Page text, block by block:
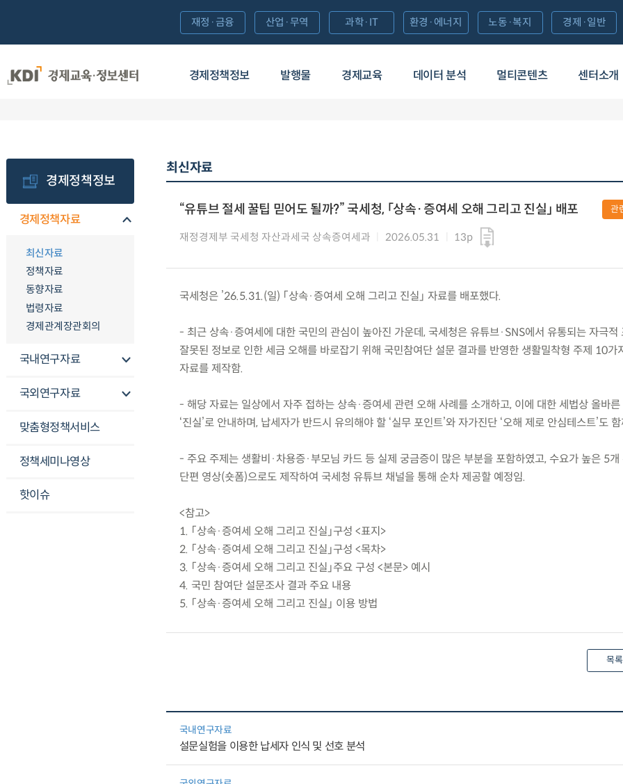
경제정책정보 발행물 경제교육 데이터 분석 멀티콘텐츠 센터소개
재정·금융 산업·무역 과학·IT 환경·에너지 노동·복지 경제·일반
경제정책정보
경제정책자료
최신자료
정책자료
동향자료
법령자료
경제관계장관회의
국내연구자료
국외연구자료
맞춤형정책서비스
정책세미나영상
핫이슈
최신자료
“유튜브 절세 꿀팁 믿어도 될까?” 국세청, 「상속·증여세 오해 그리고 진실」 배포
재정경제부 국세청 자산과세국 상속증여세과 2026.05.31 13p
관
국세청은 ’26.5.31.(일) 「상속·증여세 오해 그리고 진실」 자료를 배포했다.
- 최근 상속·증여세에 대한 국민의 관심이 높아진 가운데, 국세청은 유튜브·SNS에서 유통되는 자극적
잘못된 정보로 인한 세금 오해를 바로잡기 위해 국민참여단 설문 결과를 반영한 생활밀착형 주제 10가
자료를 제작함.
- 해당 자료는 일상에서 자주 접하는 상속·증여세 관련 오해 사례를 소개하고, 이에 대한 세법상 올바른
‘진실’로 안내하며, 납세자가 반드시 유의해야 할 ‘실무 포인트’와 자가진단 ‘오해 제로 안심테스트’도
- 주요 주제는 생활비·차용증·부모님 카드 등 실제 궁금증이 많은 부분을 포함하였고, 수요가 높은 5
단편 영상(숏폼)으로도 제작하여 국세청 유튜브 채널을 통해 순차 제공할 예정임.
<참고>
1. 「상속·증여세 오해 그리고 진실」구성 <표지>
2. 「상속·증여세 오해 그리고 진실」구성 <목차>
3. 「상속·증여세 오해 그리고 진실」주요 구성 <본문> 예시
4. 국민 참여단 설문조사 결과 주요 내용
5. 「상속·증여세 오해 그리고 진실」 이용 방법
목
국내연구자료
설문실험을 이용한 납세자 인식 및 선호 분석